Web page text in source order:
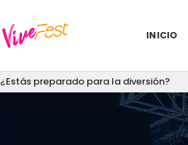
INICIO
¿Estás preparado para la diversión?